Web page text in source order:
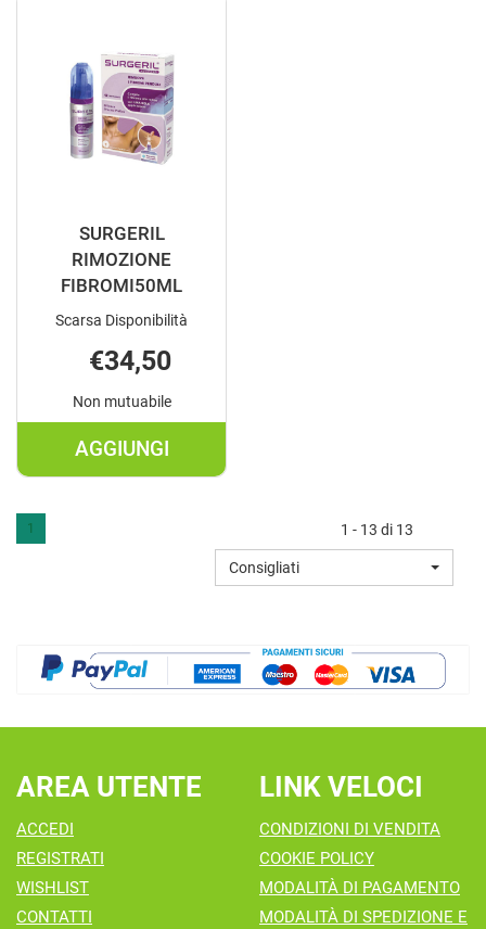
CARRELLO
SURGERIL
RIMOZIONE
FIBROMI50ML
Scarsa Disponibilità
€34,50
Non mutuabile
AGGIUNGI
AGGIUNGI SURGERIL
CARRELLO
1 1 - 13 di 13
Consigliati
AREA UTENTE
ACCEDI
REGISTRATI
WISHLIST
CONTATTI
LINK VELOCI
CONDIZIONI DI VENDITA
COOKIE POLICY
MODALITÀ DI PAGAMENTO
MODALITÀ DI SPEDIZIONE E